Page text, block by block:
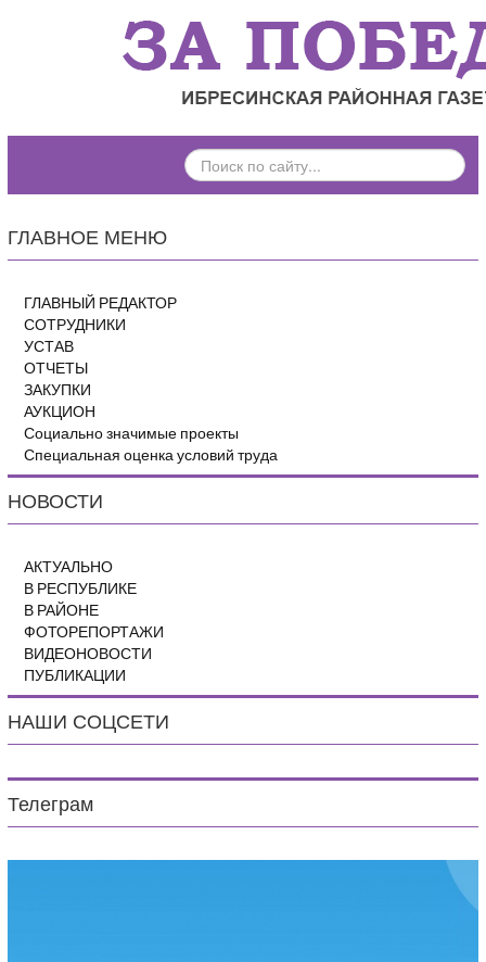
ПОИСК
ПО
ГЛАВНОЕ МЕНЮ
ГЛАВНЫЙ РЕДАКТОР
СОТРУДНИКИ
УСТАВ
ОТЧЕТЫ
ЗАКУПКИ
АУКЦИОН
Социально значимые проекты
Специальная оценка условий труда
НОВОСТИ
АКТУАЛЬНО
В РЕСПУБЛИКЕ
В РАЙОНЕ
ФОТОРЕПОРТАЖИ
ВИДЕОНОВОСТИ
ПУБЛИКАЦИИ
НАШИ СОЦСЕТИ
Телеграм